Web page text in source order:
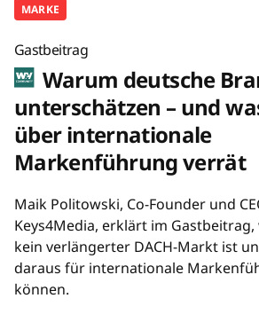
MARKE
Gastbeitrag
Warum deutsche
unterschätzen – und
über internationale
Markenführung verrät
Maik Politowski, Co-Founder und
Keys4Media, erklärt im
kein verlängerter DACH-Markt ist
daraus für internationale
können.